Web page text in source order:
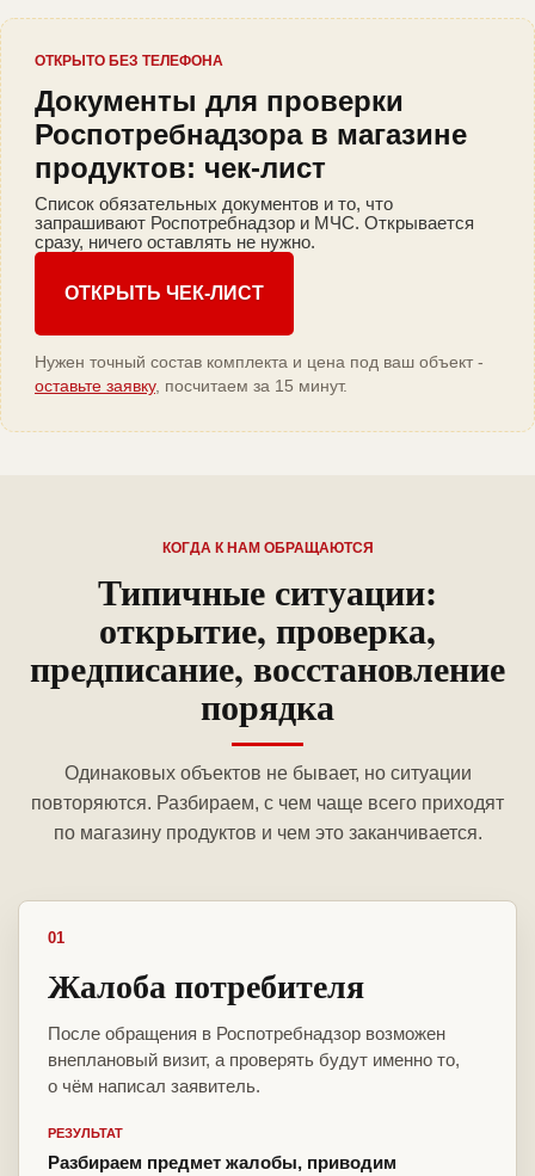
ОТКРЫТО БЕЗ ТЕЛЕФОНА
Документы для проверки
Роспотребнадзора в магазине
продуктов: чек-лист
Список обязательных документов и то, что
запрашивают Роспотребнадзор и МЧС. Открывается
сразу, ничего оставлять не нужно.
ОТКРЫТЬ ЧЕК-ЛИСТ
Нужен точный состав комплекта и цена под ваш объект -
оставьте заявку, посчитаем за 15 минут.
КОГДА К НАМ ОБРАЩАЮТСЯ
Типичные ситуации:
открытие, проверка,
предписание, восстановление
порядка
Одинаковых объектов не бывает, но ситуации
повторяются. Разбираем, с чем чаще всего приходят
по магазину продуктов и чем это заканчивается.
01
Жалоба потребителя
После обращения в Роспотребнадзор возможен
внеплановый визит, а проверять будут именно то,
о чём написал заявитель.
РЕЗУЛЬТАТ
Разбираем предмет жалобы, приводим